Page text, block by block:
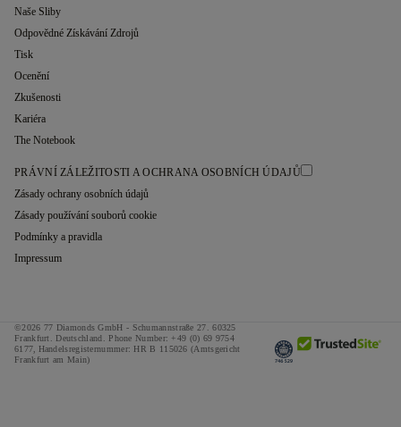
Naše Sliby
Odpovědné Získávání Zdrojů
Tisk
Ocenění
Zkušenosti
Kariéra
The Notebook
PRÁVNÍ ZÁLEŽITOSTI A OCHRANA OSOBNÍCH ÚDAJŮ
Zásady ochrany osobních údajů
Zásady používání souborů cookie
Podmínky a pravidla
Impressum
©2026 77 Diamonds GmbH - Schumannstraße 27. 60325
Frankfurt. Deutschland. Phone Number: +49 (0) 69 9754
6177, Handelsregisternummer: HR B 115026 (Amtsgericht
Frankfurt am Main)